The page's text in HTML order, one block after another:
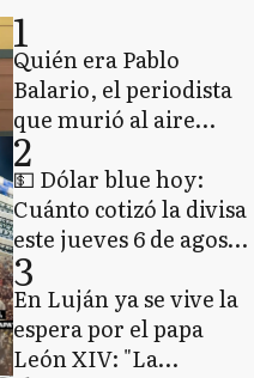
1
Quién era Pablo
Balario, el periodista
que murió al aire
durante el estreno de
su nuevo programa en
Sierra de la Ventana
2
💵 Dólar blue hoy:
Cuánto cotizó la divisa
este jueves 6 de agosto
de 2026
3
En Luján ya se vive la
espera por el papa
León XIV: "La